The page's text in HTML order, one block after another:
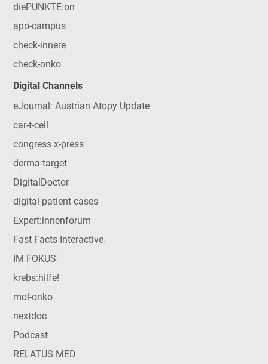
diePUNKTE:on
apo-campus
check-innere
check-onko
Digital Channels
eJournal: Austrian Atopy Update
car-t-cell
congress x-press
derma-target
DigitalDoctor
digital patient cases
Expert:innenforum
Fast Facts Interactive
IM FOKUS
krebs:hilfe!
mol-onko
nextdoc
Podcast
RELATUS MED